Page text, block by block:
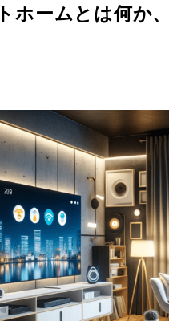
ホームとは何か